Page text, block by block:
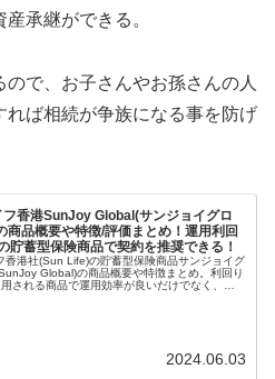
承継ができる。
で、お子さんやお孫さんの人
ば相続が争族になる事を防げ
フ香港SunJoy Global(サンジョイグロ
商品概要や特徴/評価まとめ！運用利回
貯蓄型保険商品で契約を推奨できる！
香港社(Sun Life)の貯蓄型保険商品サンジョイグ
Global)の商品概要や特徴まとめ。利回り
される商品で運用効率が良いだけでなく、契
2024.06.03